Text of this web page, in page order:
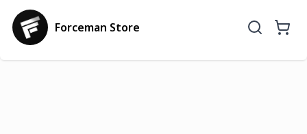
Forceman Store